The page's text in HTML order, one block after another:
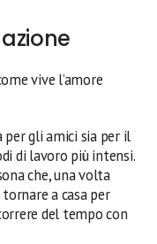
vive l’amore
gli amici sia per il
di lavoro più intensi.
che, una volta
a casa per
del tempo con